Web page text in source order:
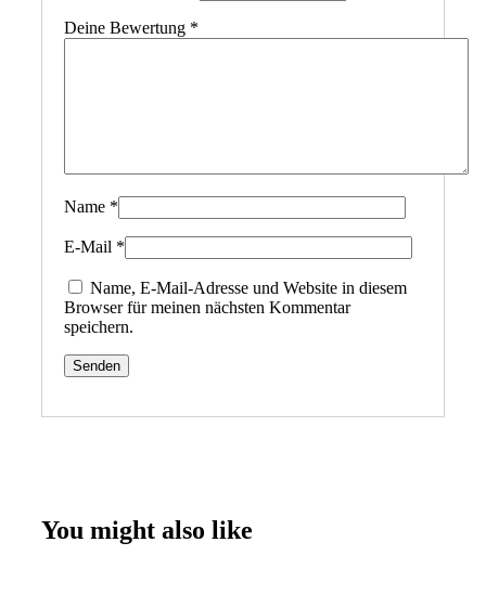
Deine Bewertung *
Name *
E-Mail *
Name, E-Mail-Adresse und Website in diesem
Browser für meinen nächsten Kommentar
speichern.
You might also like